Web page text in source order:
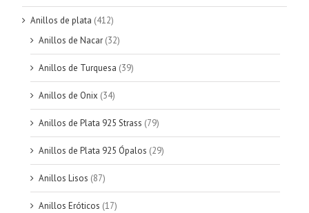
Anillos de plata (412)
Anillos de Nacar (32)
Anillos de Turquesa (39)
Anillos de Onix (34)
Anillos de Plata 925 Strass (79)
Anillos de Plata 925 Ópalos (29)
Anillos Lisos (87)
Anillos Eróticos (17)